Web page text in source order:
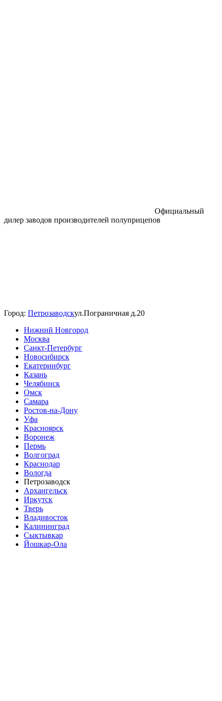
Официальный
дилер заводов производителей полуприцепов
Город: Петрозаводскул.Пограничная д.20
Нижний Новгород
Москва
Санкт-Петербург
Новосибирск
Екатеринбург
Казань
Челябинск
Омск
Самара
Ростов-на-Дону
Уфа
Красноярск
Воронеж
Пермь
Волгоград
Краснодар
Вологда
Петрозаводск
Архангельск
Иркутск
Тверь
Владивосток
Калининград
Сыктывкар
Йошкар-Ола